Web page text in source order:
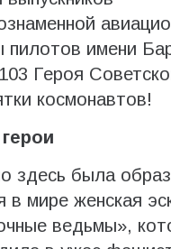
пилотов имени
Героя
космонавтов!
здесь была
в мире женская
ведьмы»,